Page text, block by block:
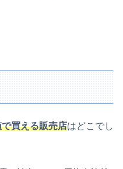
買える販売店はどこでし